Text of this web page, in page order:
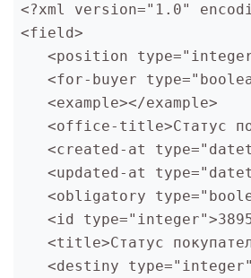
<?xml version="1.0"
<field>
<position
<for-buyer
   <example></example>
<office-title>Статус
<created-at
<updated-at
<obligatory
<id
<title>Статус
<destiny